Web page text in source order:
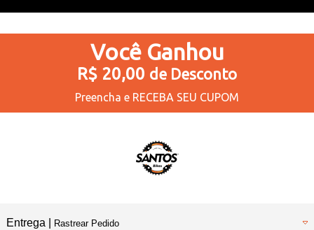
Você Ganhou
R$ 20,00 de Desconto
Preencha e RECEBA SEU CUPOM
Entrega | Rastrear Pedido